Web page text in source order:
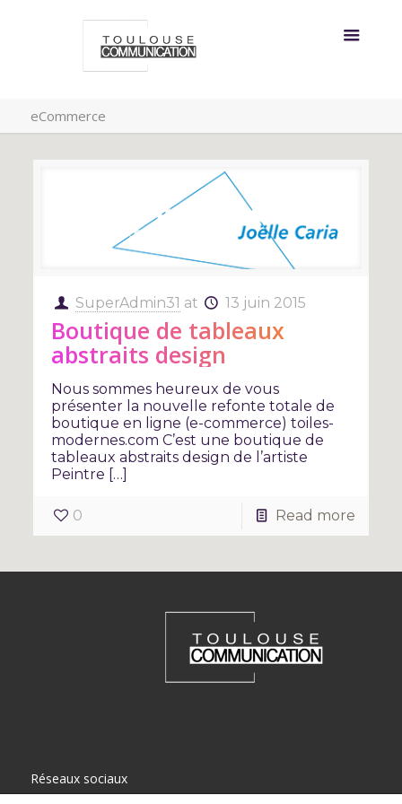
eCommerce
SuperAdmin31 at 13 juin 2015
Boutique de tableaux
abstraits design
Nous sommes heureux de vous
présenter la nouvelle refonte totale de
boutique en ligne (e-commerce) toiles-
modernes.com C’est une boutique de
tableaux abstraits design de l’artiste
Peintre […]
0 Read more
Réseaux sociaux